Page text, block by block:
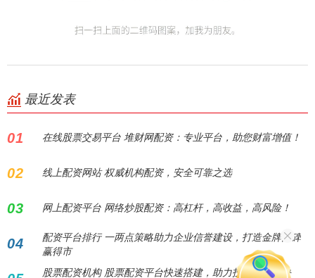
最近发表
01 在线股票交易平台 堆财网配资：专业平台，助您财富增值！
02 线上配资网站 权威机构配资，安全可靠之选
03 网上配资平台 网络炒股配资：高杠杆，高收益，高风险！
04
配资平台排行 一两点策略助力企业信誉建设，打造金牌口碑
赢得市
股票配资机构 股票配资平台快速搭建，助力投资者高效决